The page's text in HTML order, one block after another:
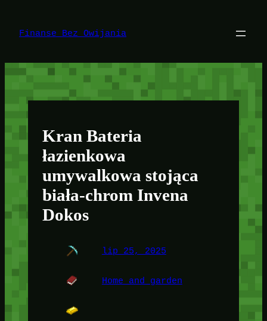
treści
Finanse Bez Owijania
Kran Bateria
łazienkowa
umywalkowa stojąca
biała-chrom Invena
Dokos
lip 25, 2025
Home and garden